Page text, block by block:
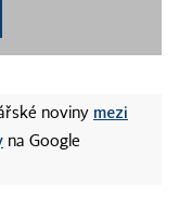
noviny mezi
na Google